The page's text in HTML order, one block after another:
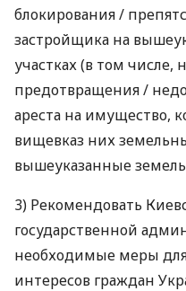
блокирования /
застройщика на
участках (в том
предотвращения /
ареста на имущество,
вищевказ них
вышеуказанные
3) Рекомендовать
государственной
необходимые меры
интересов граждан